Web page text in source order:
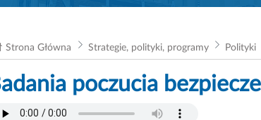
Strona Główna Strategie, polityki, programy Polityki
poczucia